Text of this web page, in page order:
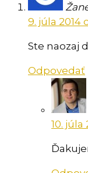
9. júla 2014
Ste naozaj
Odpovedať
10. júla